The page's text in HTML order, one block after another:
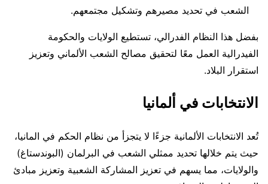
الشعب في تحديد مصيرهم وتشكيل مجتمعهم.
بفضل هذا النظام الفدرالي، تستطيع الولايات والحكومة
الفيدرالية العمل معًا لتحقيق مصالح الشعب الألماني وتعزيز
استقرار البلاد.
الانتخابات في ألمانيا
تُعد الانتخابات الألمانية جزءًا لا يتجزأ من نظام الحكم في المانيا،
حيث يتم خلالها تحديد ممثلي الشعب في البرلمان (البوندستاغ)
والولايات، مما يسهم في تعزيز المشاركة الشعبية وتعزيز مبادئ